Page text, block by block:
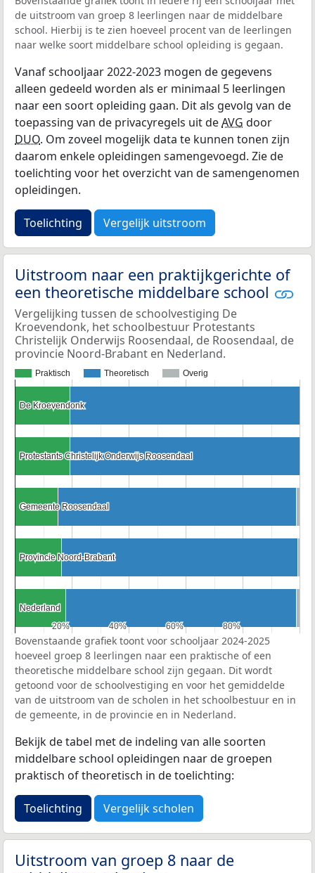
de uitstroom van groep 8 leerlingen naar de middelbare
school. Hierbij is te zien hoeveel procent van de leerlingen
naar welke soort middelbare school opleiding is gegaan.
Vanaf schooljaar 2022-2023 mogen de gegevens
alleen gedeeld worden als er minimaal 5 leerlingen
naar een soort opleiding gaan. Dit als gevolg van de
toepassing van de privacyregels uit deAVG door
DUO. Om zoveel mogelijk data te kunnen tonen zijn
daarom enkele opleidingen samengevoegd. Zie de
toelichting voor het overzicht van de samengenomen
opleidingen.
Toelichting Vergelijk uitstroom
Uitstroom naar een praktijkgerichte of
een theoretische middelbare school
Vergelijking tussen de schoolvestiging De
Kroevendonk, het schoolbestuur Protestants
Christelijk Onderwijs Roosendaal, de Roosendaal, de
provincie Noord-Brabant en Nederland.
Praktisch Theoretisch Overig
20%
20% 40%
40% 60%
60% 80%
80%
De Kroevendonk
De Kroevendonk
Protestants Christelijk Onderwijs Roosendaal
Protestants Christelijk Onderwijs Roosendaal
Gemeente Roosendaal
Gemeente Roosendaal
Provincie Noord-Brabant
Provincie Noord-Brabant
Nederland
Nederland
Bovenstaande grafiek toont voor schooljaar 2024-2025
hoeveel groep 8 leerlingen naar een praktische of een
theoretische middelbare school zijn gegaan. Dit wordt
getoond voor de schoolvestiging en voor het gemiddelde
van de uitstroom van de scholen in het schoolbestuur en in
de gemeente, in de provincie en in Nederland.
Bekijk de tabel met de indeling van alle soorten
middelbare school opleidingen naar de groepen
praktisch of theoretisch in de toelichting:
Toelichting Vergelijk scholen
Uitstroom van groep 8 naar de